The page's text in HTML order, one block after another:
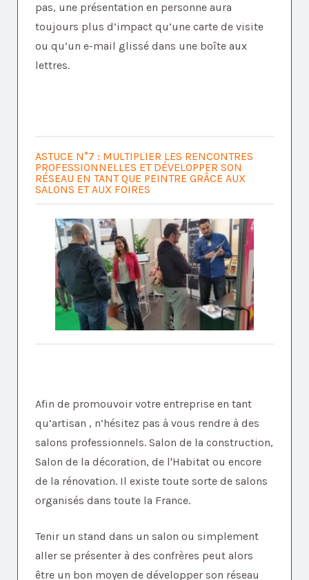
pas, une présentation en personne aura
toujours plus d’impact qu’une carte de visite
ou qu’un e-mail glissé dans une boîte aux
lettres.
ASTUCE N°7 : MULTIPLIER LES RENCONTRES
PROFESSIONNELLES ET DÉVELOPPER SON
RÉSEAU EN TANT QUE PEINTRE GRÂCE AUX
SALONS ET AUX FOIRES
Afin de promouvoir votre entreprise en tant
qu’artisan , n’hésitez pas à vous rendre à des
salons professionnels. Salon de la construction,
Salon de la décoration, de l'Habitat ou encore
de la rénovation. Il existe toute sorte de salons
organisés dans toute la France.
Tenir un stand dans un salon ou simplement
aller se présenter à des confrères peut alors
être un bon moyen de développer son réseau